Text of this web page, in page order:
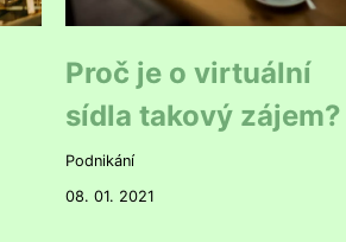
Proč je o virtuální
sídla takový zájem?
Podnikání
08. 01. 2021